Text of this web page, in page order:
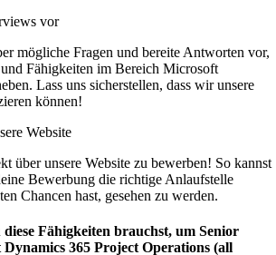
vor
mögliche Fragen und bereite Antworten vor,
Fähigkeiten im Bereich Microsoft
Lass uns sicherstellen, dass wir unsere
können!
Website
über unsere Website zu bewerben! So kannst
Bewerbung die richtige Anlaufstelle
Chancen hast, gesehen zu werden.
Fähigkeiten brauchst, um Senior
365 Project Operations (all